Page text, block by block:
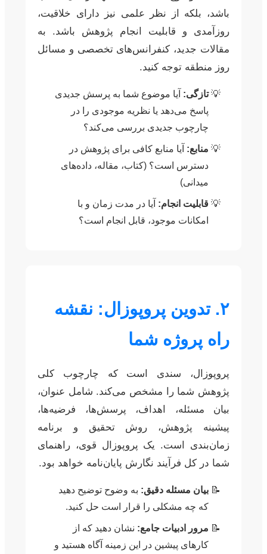
باشد، بلکه از نظر علمی نیز دارای خلاقیت،
روزآمدی و قابلیت انجام پژوهش باشد. به
مقالات جدید، کنفرانس‌های تخصصی و مسائل
روز منطقه توجه کنید.
تازگی: آیا موضوع شما به پرسش جدیدی
پاسخ می‌دهد یا نظریه موجودی را در
چارچوب جدیدی بررسی می‌کند؟
منابع: آیا منابع کافی برای پژوهش در
دسترس است؟ (کتاب، مقاله، داده‌های
میدانی)
قابلیت انجام: آیا در مدت زمان و با
امکانات موجود، قابل انجام است؟
۲. تدوین پروپوزال: نقشه
راه پروژه شما
پروپوزال، سندی است که چارچوب کلی
پژوهش شما را مشخص می‌کند. شامل عنوان،
بیان مسئله، اهداف، پرسش‌ها، فرضیه‌ها،
پیشینه پژوهش، روش تحقیق و برنامه
زمان‌بندی است. یک پروپوزال قوی، راهنمای
شما در کل فرآیند نگارش پایان‌نامه خواهد بود.
بیان مسئله دقیق: به وضوح توضیح دهید
که چه مشکلی را قرار است حل کنید.
مرور ادبیات جامع: نشان دهید که از
کارهای پیشین در این زمینه آگاه هستید و